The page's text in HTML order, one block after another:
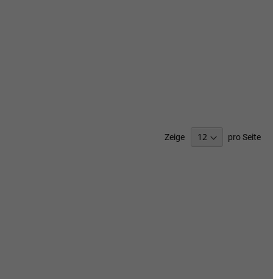
Zeige
pro Seite